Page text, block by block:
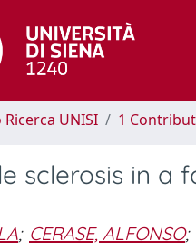
UNISI 1
sclerosis in a
; CERASE, ALFONSO;